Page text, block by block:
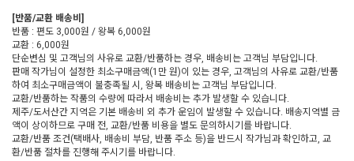
[반품/교환 배송비]
반품 : 편도 3,000원 / 왕복 6,000원
교환 : 6,000원
단순변심 및 고객님의 사유로 교환/반품하는 경우, 배송비는 고객님 부담입니다.
판매 작가님이 설정한 최소구매금액(1만 원)이 있는 경우, 고객님의 사유로 교환/반품
하여 최소구매금액이 불충족될 시, 왕복 배송비는 고객님 부담입니다.
교환/반품하는 작품의 수량에 따라서 배송비는 추가 발생할 수 있습니다.
제주/도서산간 지역은 기본 배송비 외 추가 운임이 발생할 수 있습니다. 배송지역별 금
액이 상이하므로 구매 전, 교환/반품 비용을 별도 문의하시기를 바랍니다.
교환/반품 조건(택배사, 배송비 부담, 반품 주소 등)을 반드시 작가님과 확인하고, 교
환/반품 절차를 진행해 주시기를 바랍니다.